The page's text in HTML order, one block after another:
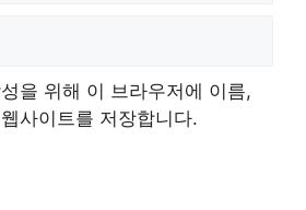
을 위해 이 브라우저에 이름,
사이트를 저장합니다.